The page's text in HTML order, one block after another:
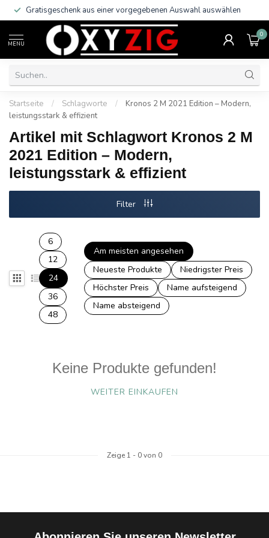
Gratisgeschenk aus einer vorgegebenen Auswahl auswählen
MENU
0
Startseite / Schlagworte /
Kronos 2 M 2021 Edition – Modern,
leistungsstark & effizient
Artikel mit Schlagwort Kronos 2 M
2021 Edition – Modern,
leistungsstark & effizient
Filter
6
12
24
36
48
Am meisten angesehen
Neueste Produkte
Niedrigster Preis
Höchster Preis
Name aufsteigend
Name absteigend
Keine Produkte gefunden!
WEITER EINKAUFEN
Zeige 1 - 0von 0